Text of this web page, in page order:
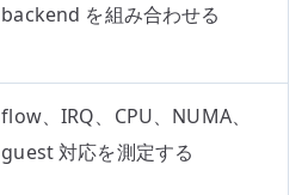
backend を組み合わせる
flow、IRQ、CPU、NUMA、
guest 対応を測定する